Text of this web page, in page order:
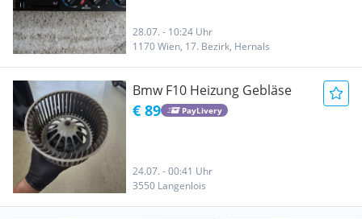
28.07. - 10:24 Uhr
1170 Wien, 17. Bezirk, Hernals
Bmw F10 Heizung Gebläse
€ 89 PayLivery
24.07. - 00:41 Uhr
3550 Langenlois